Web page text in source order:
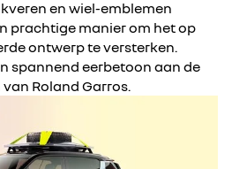
en wiel-emblemen
prachtige manier om het op
ontwerp te versterken.
spannend eerbetoon aan de
Roland Garros.